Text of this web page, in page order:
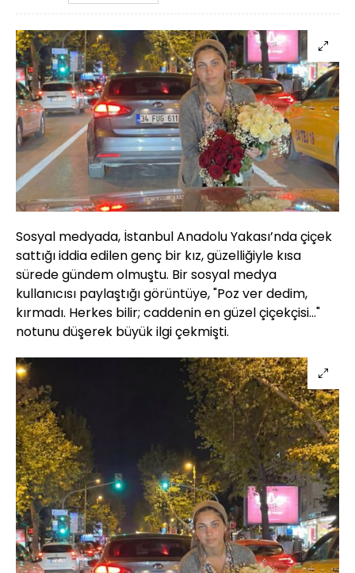
Sosyal medyada, İstanbul Anadolu Yakası’nda çiçek
sattığı iddia edilen genç bir kız, güzelliğiyle kısa
sürede gündem olmuştu. Bir sosyal medya
kullanıcısı paylaştığı görüntüye, "Poz ver dedim,
kırmadı. Herkes bilir; caddenin en güzel çiçekçisi…"
notunu düşerek büyük ilgi çekmişti.